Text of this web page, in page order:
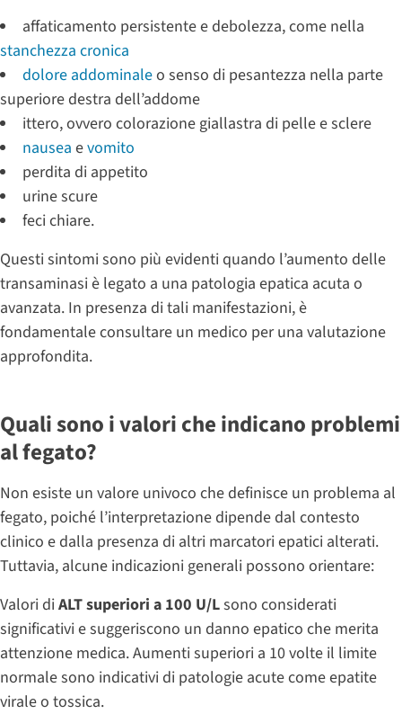
affaticamento persistente e debolezza, come nella
stanchezza cronica
dolore addominaleo senso di pesantezza nella parte
superiore destra dell’addome
ittero, ovvero colorazione giallastra di pelle e sclere
nausea evomito
perdita di appetito
urine scure
feci chiare.
Questi sintomi sono più evidenti quando l’aumento delle
transaminasi è legato a una patologia epatica acuta o
avanzata. In presenza di tali manifestazioni, è
fondamentale consultare un medico per una valutazione
approfondita.
Quali sono i valori che indicano problemi
al fegato?
Non esiste un valore univoco che definisce un problema al
fegato, poiché l’interpretazione dipende dal contesto
clinico e dalla presenza di altri marcatori epatici alterati.
Tuttavia, alcune indicazioni generali possono orientare:
Valori diALT superiori a 100 U/Lsono considerati
significativi e suggeriscono un danno epatico che merita
attenzione medica. Aumenti superiori a 10 volte il limite
normale sono indicativi di patologie acute come epatite
virale o tossica.